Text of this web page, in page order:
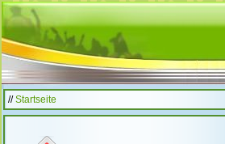
//Startseite